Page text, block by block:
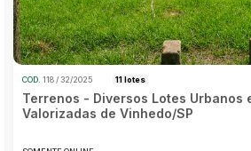
Motos
Pá Carregadeira
SUV
Utilitário & furgão
COD. 118 / 32/2025 11 lotes
Terrenos - Diversos Lotes Urbanos
Valorizadas de Vinhedo/SP